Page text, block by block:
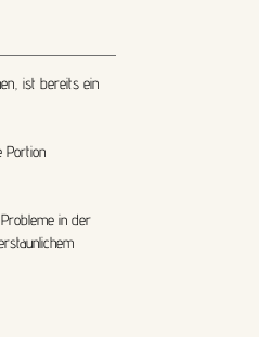
ist bereits ein
Portion
in der